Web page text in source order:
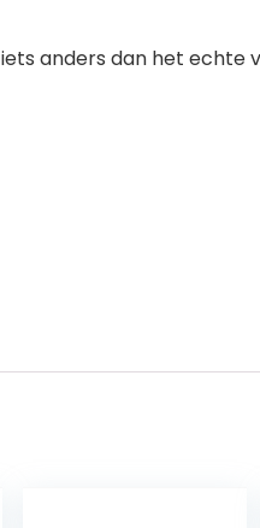
anders dan het echte